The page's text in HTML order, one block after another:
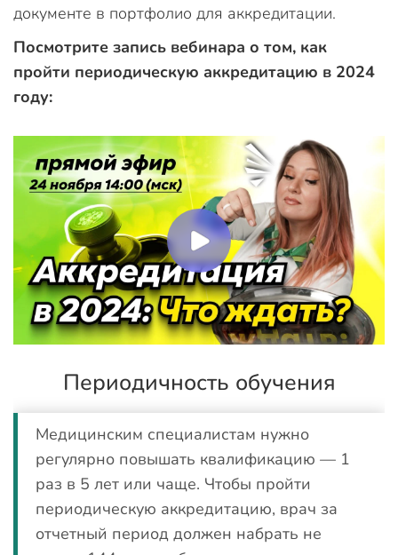
документе в портфолио для аккредитации.
Посмотрите запись вебинара о том, как
пройти периодическую аккредитацию в 2024
году:
Периодичность обучения
Медицинским специалистам нужно
регулярно повышать квалификацию — 1
раз в 5 лет или чаще. Чтобы пройти
периодическую аккредитацию, врач за
отчетный период должен набрать не